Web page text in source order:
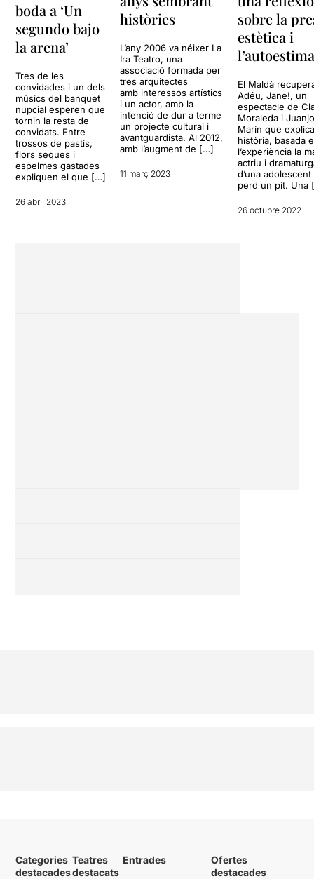
boda a ‘Un
segundo bajo
la arena’
Tres de les
convidades i un dels
músics del banquet
nupcial esperen que
tornin la resta de
convidats. Entre
trossos de pastís,
flors seques i
espelmes gastades
expliquen el que […]
26 abril 2023
històries
L’any 2006 va néixer La
Ira Teatro, una
associació formada per
tres arquitectes
amb interessos artístics
i un actor, amb la
intenció de dur a terme
un projecte cultural i
avantguardista. Al 2012,
amb l’augment de […]
11 març 2023
sobre la
estètica i
El Maldà
Adéu, Jane!, un
espectacle de
Moraleda i
Marín que
història, basada
l’experiència la
actriu i
d’una
perd un pit. Una
26 octubre 2022
Categories
destacades
Teatres
destacats
Entrades
Ofertes
destacades